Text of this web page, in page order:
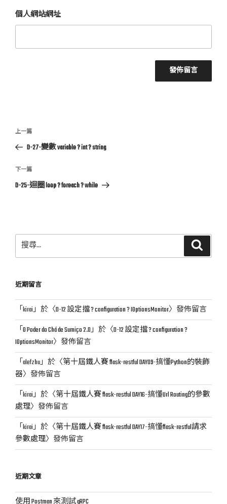
個人網站網址
文
導
覽
上
一
文
章
上一篇
D-27-變數 variable ? int ? string
下
一
下一篇
D-25-迴圈 loop ? foreach ? while
尋
字:
近期留言
「kirai」於〈D-12 設定擋 ? configuration ? IOptionsMonitor〉發佈留言
「O Poder do Chá de Sumiço 2.0」於〈D-12 設定擋 ? configuration ?
IOptionsMonitor〉發佈留言
「alefzhu」於〈第十屆鐵人賽 flask-restful DAY09-搞懂Python的裝飾
器〉發佈留言
「kirai」於〈第十屆鐵人賽 flask-restful DAY16-搞懂Url Routing的參數
處理〉發佈留言
「kirai」於〈第十屆鐵人賽 flask-restful DAY17-搞懂flask-restful請求
參數處理〉發佈留言
近期文章
使用 Postman 來測試 gRPC